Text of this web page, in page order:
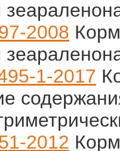
2008
1-2017
2012